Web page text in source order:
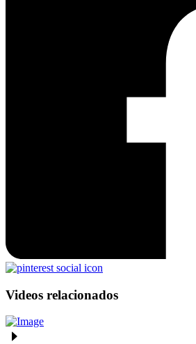
Videos relacionados